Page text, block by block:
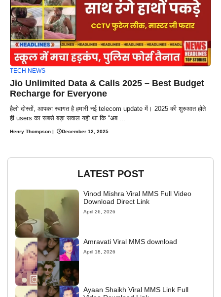
TECH NEWS
Jio Unlimited Data & Calls 2025 – Best Budget
Recharge for Everyone
हैलो दोस्तों, आपका स्वागत है हमारी नई telecom update में। 2025 की शुरुआत होते
ही users का सबसे बड़ा सवाल यही था कि “अब ...
Henry Thompson | December 12, 2025
LATEST POST
Vinod Mishra Viral MMS Full Video
Download Direct Link
April 26, 2026
Amravati Viral MMS download
April 18, 2026
Ayaan Shaikh Viral MMS Link Full